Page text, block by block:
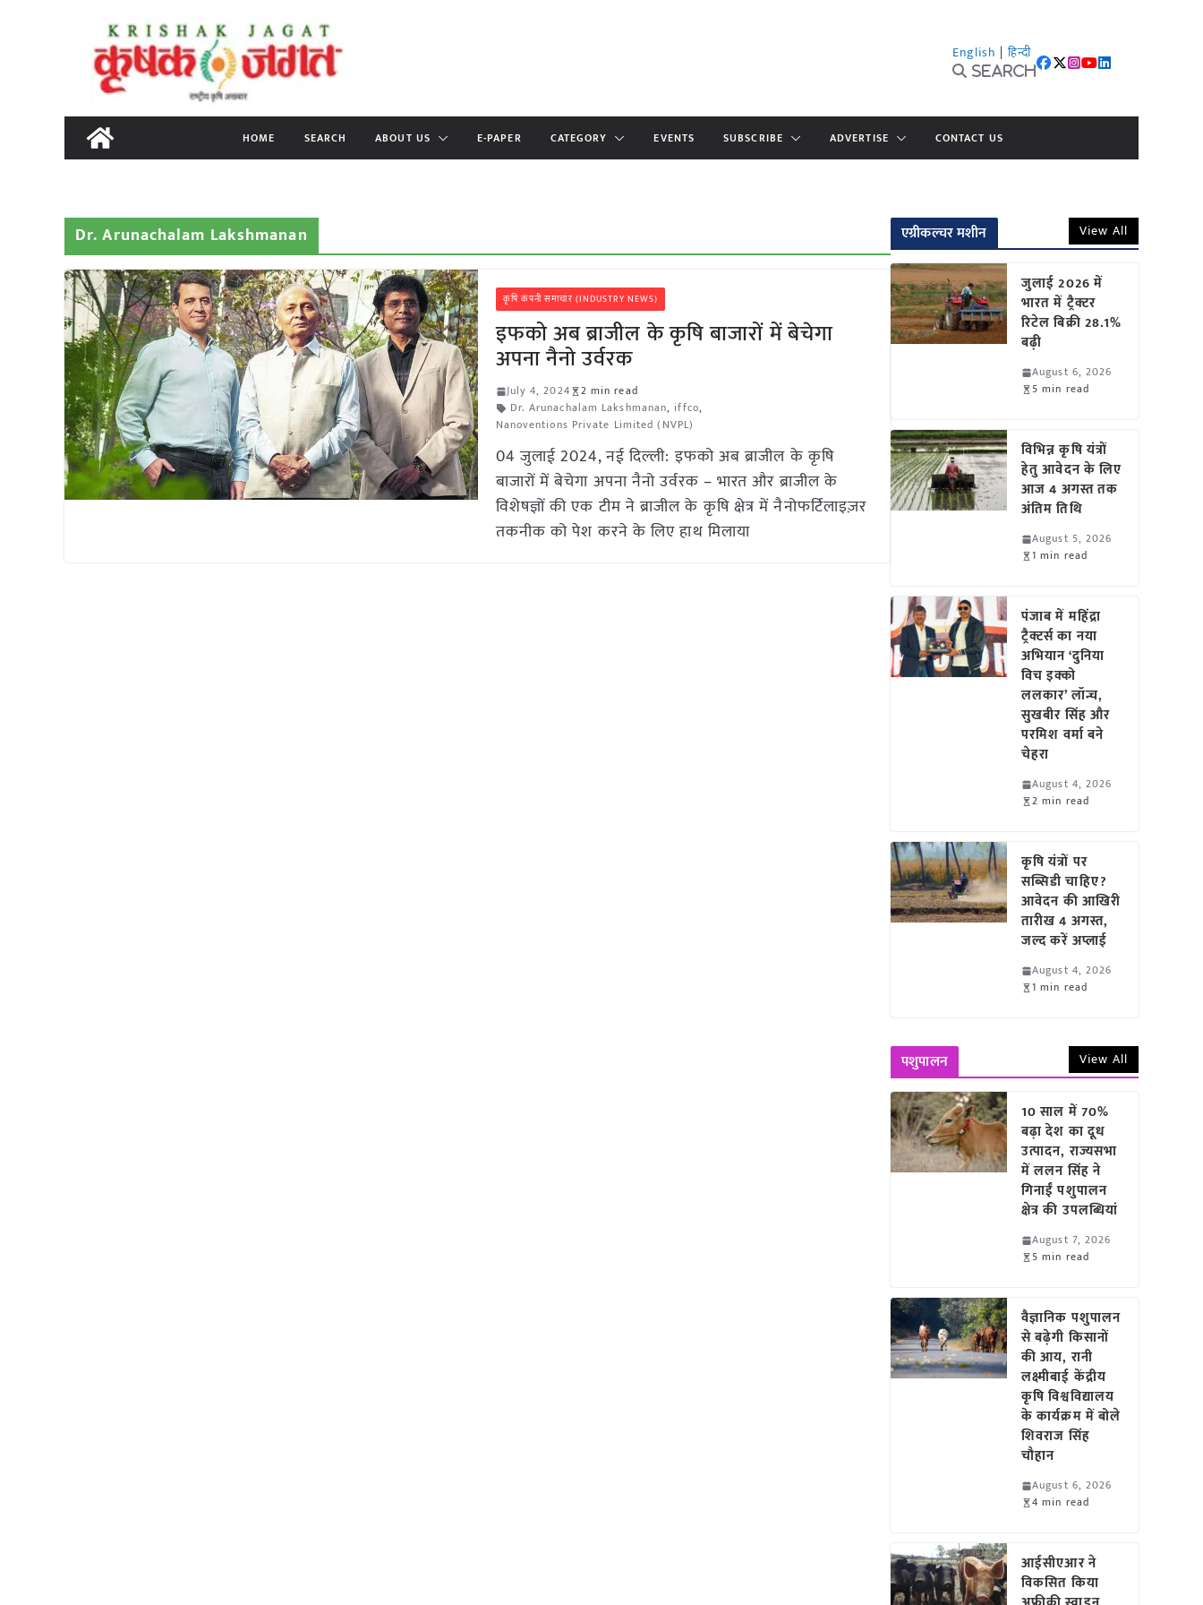
content
English | हिन्दी
Search
HOME SEARCH ABOUT US E-PAPER CATEGORY EVENTS SUBSCRIBE ADVERTISE CONTACT US
Dr. Arunachalam Lakshmanan
कृषि कंपनी समाचार (INDUSTRY NEWS)
इफको अब ब्राजील के कृषि बाजारों में बेचेगा
अपना नैनो उर्वरक
July 4, 2024
2 min read
Dr. Arunachalam Lakshmanan, iffco,
Nanoventions Private Limited (NVPL)
04 जुलाई 2024, नई दिल्ली: इफको अब ब्राजील के कृषि
बाजारों में बेचेगा अपना नैनो उर्वरक – भारत और ब्राजील के
विशेषज्ञों की एक टीम ने ब्राजील के कृषि क्षेत्र में नैनोफर्टिलाइज़र
तकनीक को पेश करने के लिए हाथ मिलाया
एग्रीकल्चर मशीन View All
जुलाई 2026 में
भारत में ट्रैक्टर
रिटेल बिक्री 28.1%
बढ़ी
August 6, 2026
5 min read
विभिन्न कृषि यंत्रों
हेतु आवेदन के लिए
आज 4 अगस्त तक
अंतिम तिथि
August 5, 2026
1 min read
पंजाब में महिंद्रा
ट्रैक्टर्स का नया
अभियान ‘दुनिया
विच इक्को
ललकार’ लॉन्च,
सुखबीर सिंह और
परमिश वर्मा बने
चेहरा
August 4, 2026
2 min read
कृषि यंत्रों पर
सब्सिडी चाहिए?
आवेदन की आखिरी
तारीख 4 अगस्त,
जल्द करें अप्लाई
August 4, 2026
1 min read
पशुपालन View All
10 साल में 70%
बढ़ा देश का दूध
उत्पादन, राज्यसभा
में ललन सिंह ने
गिनाईं पशुपालन
क्षेत्र की उपलब्धियां
August 7, 2026
5 min read
वैज्ञानिक पशुपालन
से बढ़ेगी किसानों
की आय, रानी
लक्ष्मीबाई केंद्रीय
कृषि विश्वविद्यालय
के कार्यक्रम में बोले
शिवराज सिंह
चौहान
August 6, 2026
4 min read
आईसीएआर ने
विकसित किया